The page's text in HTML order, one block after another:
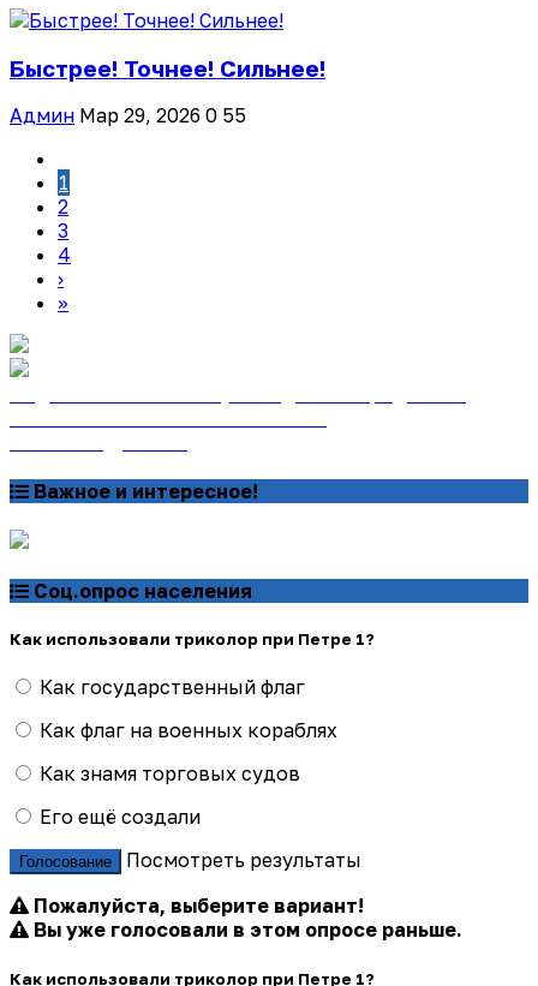
Быстрее! Точнее! Сильнее!
Админ Мар 29, 2026 0 55
1
2
3
4
›
»
Важное и интересное!
Соц.опрос населения
Как использовали триколор при Петре 1?
Как государственный флаг
Как флаг на военных кораблях
Как знамя торговых судов
Его ещё создали
Голосование
Посмотреть результаты
Пожалуйста, выберите вариант!
Вы уже голосовали в этом опросе раньше.
Как использовали триколор при Петре 1?